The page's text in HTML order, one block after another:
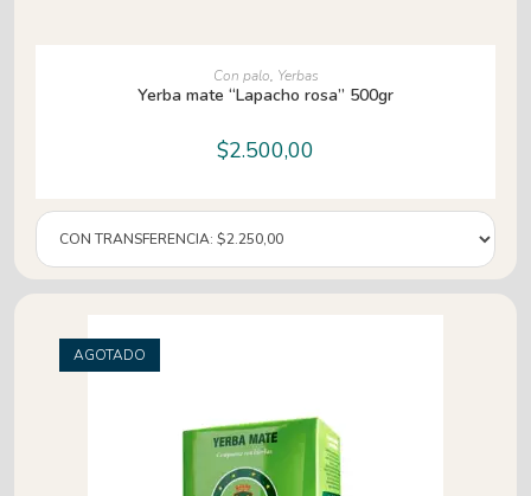
LEER MÁS
Con palo, Yerbas
Yerba mate “Lapacho rosa” 500gr
$2.500,00
AGOTADO